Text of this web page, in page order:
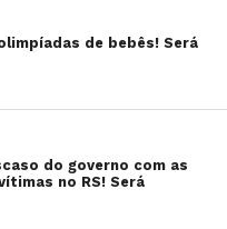
de bebês! Será
do governo com as
no RS! Será